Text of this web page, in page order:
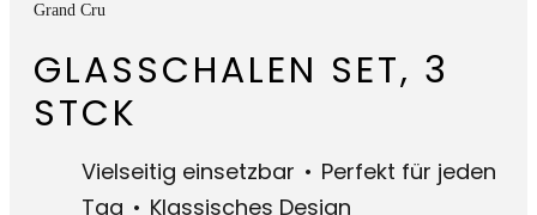
Grand Cru
GLASSCHALEN SET, 3
STCK
Vielseitig einsetzbar
Perfekt für jeden
Tag
Klassisches Design